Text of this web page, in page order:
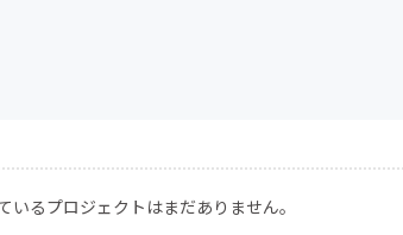
いるプロジェクトはまだありません。